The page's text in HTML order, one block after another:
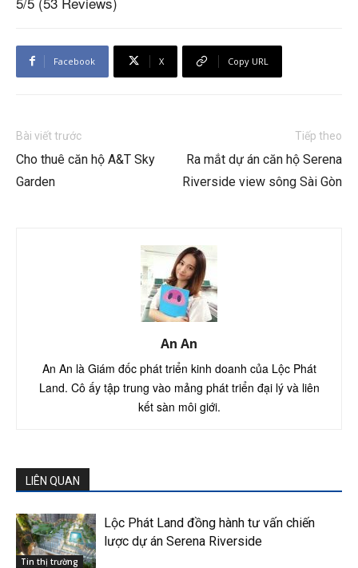
Facebook X Copy URL
Bài viết trước
Cho thuê căn hộ A&T Sky
Garden
Tiếp theo
Ra mắt dự án căn hộ Serena
Riverside view sông Sài Gòn
An An
An An là Giám đốc phát triển kinh doanh của Lộc Phát
Land. Cô ấy tập trung vào mảng phát triển đại lý và liên
kết sàn môi giới.
LIÊN QUAN
Tin thị trường
Lộc Phát Land đồng hành tư vấn chiến
lược dự án Serena Riverside